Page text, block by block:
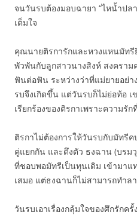
จนวันรบต้องมอบฉายา “ไหน้ำปล
เต็มใจ
คุณนายติรการักและหวงแหนมัทรี
พัวพันกับลูกสาวนางสิงห์ สงครา
ฟันต่อฟัน ระหว่างว่าที่แม่ยายอย่า
รบจึงเกิดขึ้น แต่วันรบก็ไม่ย่อท้อ
เรียกร้องของติรกาเพราะความรั
ติรกาไม่ต้องการให้วันรบกับมัทรี
คู่แยกกัน และดึงตัว ธงฉาน (บร
ที่ชอบพอมัทรีเป็นทุนเดิม เข้ามาแ
เสมอ แต่ธงฉานก็ไม่สามารถทำล
วันรบเอาเรื่องกลุ้มใจของศึกรัก